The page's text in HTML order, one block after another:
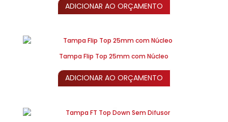
ADICIONAR AO ORÇAMENTO
Tampa Flip Top 25mm com Núcleo
ADICIONAR AO ORÇAMENTO